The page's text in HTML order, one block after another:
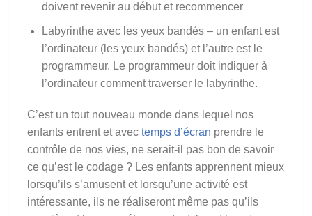
doivent revenir au début et recommencer
Labyrinthe avec les yeux bandés – un enfant est
l’ordinateur (les yeux bandés) et l’autre est le
programmeur. Le programmeur doit indiquer à
l’ordinateur comment traverser le labyrinthe.
C’est un tout nouveau monde dans lequel nos
enfants entrent et avec temps d’écran prendre le
contrôle de nos vies, ne serait-il pas bon de savoir
ce qu’est le codage ? Les enfants apprennent mieux
lorsqu’ils s’amusent et lorsqu’une activité est
intéressante, ils ne réaliseront même pas qu’ils